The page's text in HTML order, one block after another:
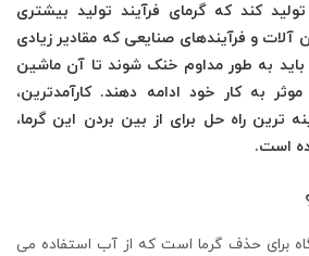
کند که گرمای فرآیند تولید بیشتری
آلات و فرآیندهای صنایعی که مقادیر زیادی
باید به طور مداوم خنک شوند تا آن ماشین
به کار خود ادامه دهند. کارآمدترین،
ترین راه حل برای از بین بردن این گرما،
است.
برای حذف گرما است که از آب استفاده می